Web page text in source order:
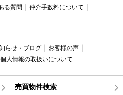
る質問
仲介手数料について
らせ・ブログ
お客様の声
個人情報の取扱いについて
売買物件検索